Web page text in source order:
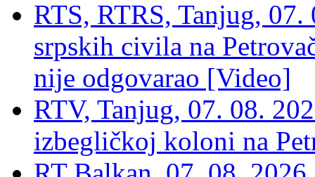
RTS, RTRS, Tanjug,
srpskih civila na
nije odgovarao [Video]
RTV, Tanjug, 07. 08.
izbegličkoj koloni na